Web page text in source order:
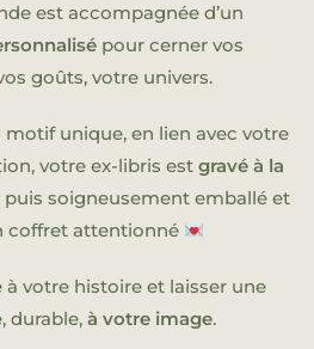
est accompagnée d’un
pour cerner vos
goûts, votre univers.
unique, en lien avec votre
votre ex-libris est gravé à la
puis soigneusement emballé et
coffret attentionné
votre histoire et laisser une
durable, à votre image.